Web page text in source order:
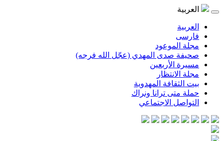
المهدي (عجّل الله فرجه)
المهدوية
ترانا ونراك
الاجتماعي